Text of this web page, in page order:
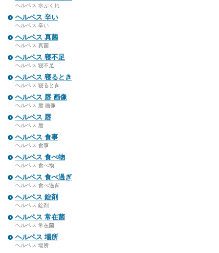
ヘルペス 水ぶくれ
ヘルペス 辛い
ヘルペス 辛い
ヘルペス 真菌
ヘルペス 真菌
ヘルペス 寝不足
ヘルペス 寝不足
ヘルペス 寝るとき
ヘルペス 寝るとき
ヘルペス 唇 画像
ヘルペス 唇 画像
ヘルペス 唇
ヘルペス 唇
ヘルペス 食事
ヘルペス 食事
ヘルペス 食べ物
ヘルペス 食べ物
ヘルペス 食べ過ぎ
ヘルペス 食べ過ぎ
ヘルペス 錠剤
ヘルペス 錠剤
ヘルペス 常在菌
ヘルペス 常在菌
ヘルペス 場所
ヘルペス 場所